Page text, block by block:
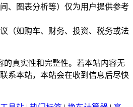
、图表分析等）仅为用户提供参考
（如购车、财务、投资、税务或法
的真实性和完整性。若本站内容无
系本站，本站会在收到信息后尽快